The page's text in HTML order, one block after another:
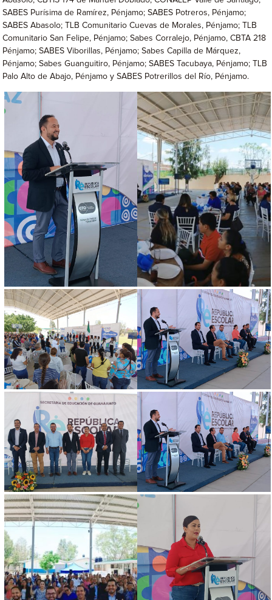
SABES Purísima de Ramírez, Pénjamo; SABES Potreros, Pénjamo;
SABES Abasolo; TLB Comunitario Cuevas de Morales, Pénjamo; TLB
Comunitario San Felipe, Pénjamo; Sabes Corralejo, Pénjamo, CBTA 218
Pénjamo; SABES Viborillas, Pénjamo; Sabes Capilla de Márquez,
Pénjamo; Sabes Guanguitiro, Pénjamo; SABES Tacubaya, Pénjamo; TLB
Palo Alto de Abajo, Pénjamo y SABES Potrerillos del Río, Pénjamo.